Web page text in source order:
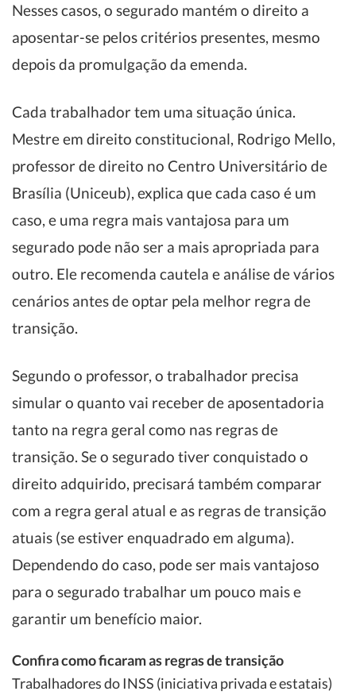
Nesses casos, o segurado mantém o direito a
aposentar-se pelos critérios presentes, mesmo
depois da promulgação da emenda.
Cada trabalhador tem uma situação única.
Mestre em direito constitucional, Rodrigo Mello,
professor de direito no Centro Universitário de
Brasília (Uniceub), explica que cada caso é um
caso, e uma regra mais vantajosa para um
segurado pode não ser a mais apropriada para
outro. Ele recomenda cautela e análise de vários
cenários antes de optar pela melhor regra de
transição.
Segundo o professor, o trabalhador precisa
simular o quanto vai receber de aposentadoria
tanto na regra geral como nas regras de
transição. Se o segurado tiver conquistado o
direito adquirido, precisará também comparar
com a regra geral atual e as regras de transição
atuais (se estiver enquadrado em alguma).
Dependendo do caso, pode ser mais vantajoso
para o segurado trabalhar um pouco mais e
garantir um benefício maior.
Confira como ficaram as regras de transição
Trabalhadores do INSS (iniciativa privada e estatais)